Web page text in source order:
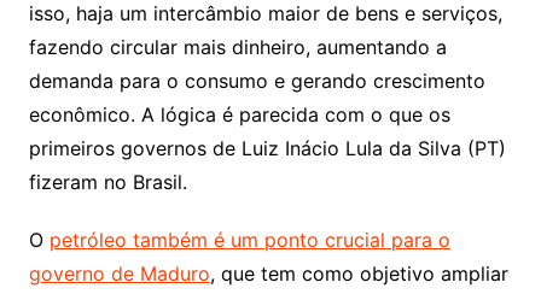
isso, haja um intercâmbio maior de bens e serviços,
fazendo circular mais dinheiro, aumentando a
demanda para o consumo e gerando crescimento
econômico. A lógica é parecida com o que os
primeiros governos de Luiz Inácio Lula da Silva (PT)
fizeram no Brasil.
O petróleo também é um ponto crucial para o
governo de Maduro, que tem como objetivo ampliar